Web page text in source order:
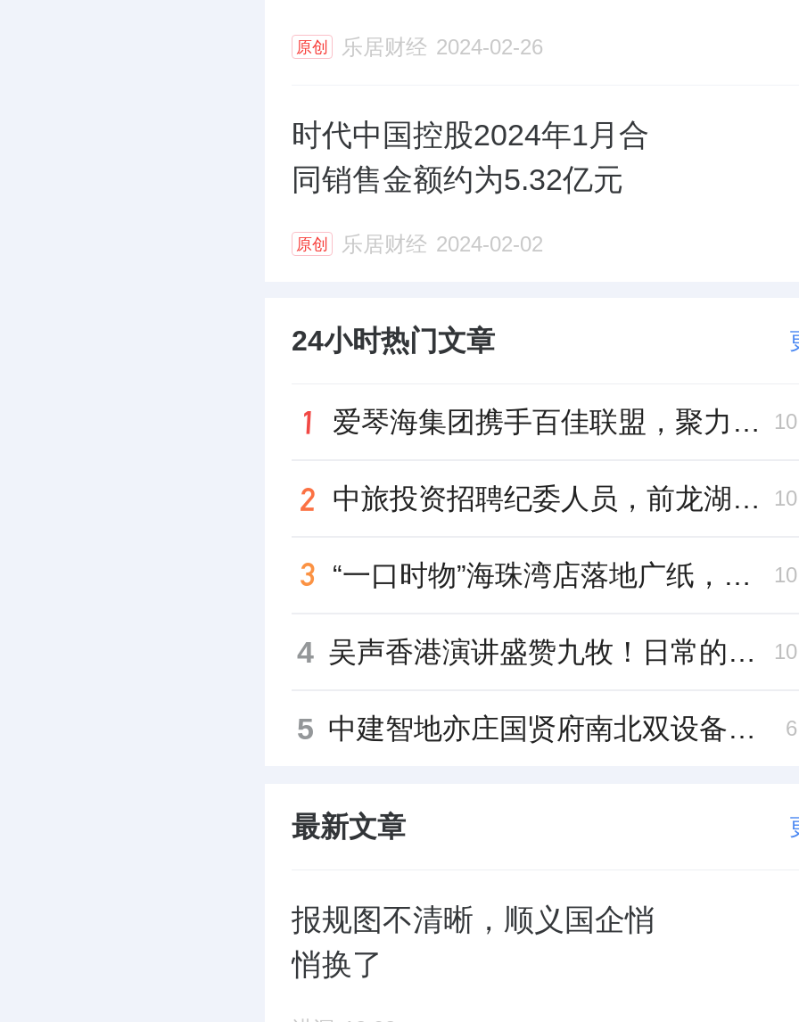
原创 乐居财经 2024-02-26
时代中国控股2024年1月合
同销售金额约为5.32亿元
原创 乐居财经 2024-02-02
24小时热门文章
爱琴海集团携手百佳联盟，聚力共拓存量商业新赛道
中旅投资招聘纪委人员，前龙湖副总裁胡若翔掌舵
“一口时物”海珠湾店落地广纸，越秀地产以“新鲜现制”商业新场景打造社区高品质生活
4 吴声香港演讲盛赞九牧！日常的小锚点变成科技突破点！
5 中建智地亦庄国贤府南北双设备平台，得房率创区域新高
最新文章
报规图不清晰，顺义国企悄
悄换了